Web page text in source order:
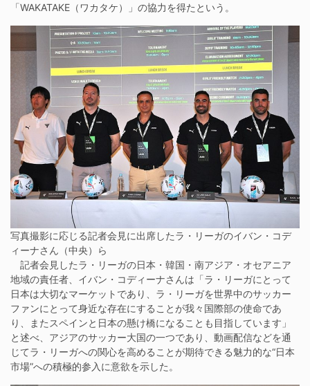
「WAKATAKE（ワカタケ）」の協力を得たという。
写真撮影に応じる記者会見に出席したラ・リーガのイバン・コデ
ィーナさん（中央）ら
記者会見したラ・リーガの日本・韓国・南アジア・オセアニア
地域の責任者、イバン・コディーナさんは「ラ・リーガにとって
日本は大切なマーケットであり、ラ・リーガを世界中のサッカー
ファンにとって身近な存在にすることが我々国際部の使命であ
り、またスペインと日本の懸け橋になることも目指しています」
と述べ、アジアのサッカー大国の一つであり、動画配信などを通
じてラ・リーガへの関心を高めることが期待できる魅力的な“日本
市場”への積極的参入に意欲を示した。